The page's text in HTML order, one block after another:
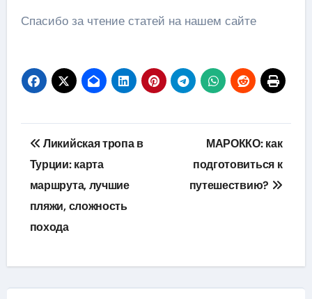
Спасибо за чтение статей на нашем сайте
Навигация
по
записям
Ликийская тропа в
Турции: карта
маршрута, лучшие
пляжи, сложность
похода
МАРОККО: как
подготовиться к
путешествию?